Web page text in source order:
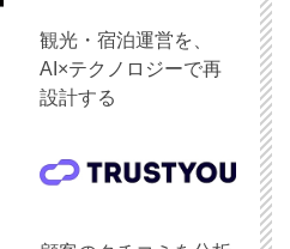
観光・宿泊運営を、
AI×テクノロジーで再
設計する